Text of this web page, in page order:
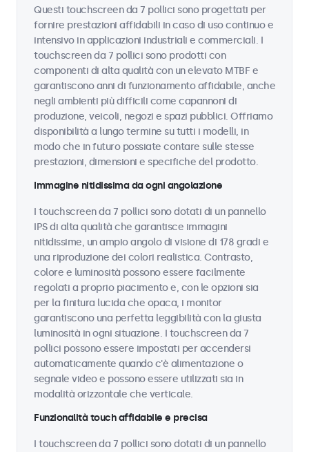
Questi touchscreen da 7 pollici sono progettati per
fornire prestazioni affidabili in caso di uso continuo e
intensivo in applicazioni industriali e commerciali. I
touchscreen da 7 pollici sono prodotti con
componenti di alta qualità con un elevato MTBF e
garantiscono anni di funzionamento affidabile, anche
negli ambienti più difficili come capannoni di
produzione, veicoli, negozi e spazi pubblici. Offriamo
disponibilità a lungo termine su tutti i modelli, in
modo che in futuro possiate contare sulle stesse
prestazioni, dimensioni e specifiche del prodotto.
Immagine nitidissima da ogni angolazione
I touchscreen da 7 pollici sono dotati di un pannello
IPS di alta qualità che garantisce immagini
nitidissime, un ampio angolo di visione di 178 gradi e
una riproduzione dei colori realistica. Contrasto,
colore e luminosità possono essere facilmente
regolati a proprio piacimento e, con le opzioni sia
per la finitura lucida che opaca, i monitor
garantiscono una perfetta leggibilità con la giusta
luminosità in ogni situazione. I touchscreen da 7
pollici possono essere impostati per accendersi
automaticamente quando c'è alimentazione o
segnale video e possono essere utilizzati sia in
modalità orizzontale che verticale.
Funzionalità touch affidabile e precisa
I touchscreen da 7 pollici sono dotati di un pannello